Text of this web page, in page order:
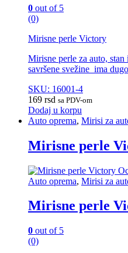
0 out of 5
(0)
Mirisne perle Victory
Mirisne perle za auto,
savršene svežine ima
SKU: 16001-4
169 rsd sa PDV-om
Dodaj u korpu
Auto oprema, Mirisi za
Mirisne perle
Auto oprema, Mirisi za
Mirisne perle
0 out of 5
(0)